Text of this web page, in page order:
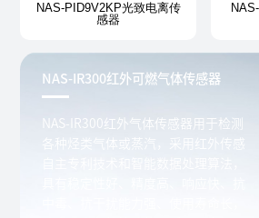
NAS-PID9V2KP光致电离传
感器
NAS-IR300红外可燃气体传感器
NAS-IR300红外气体传感器用于检测
各种烃类气体或蒸汽，采用红外传感